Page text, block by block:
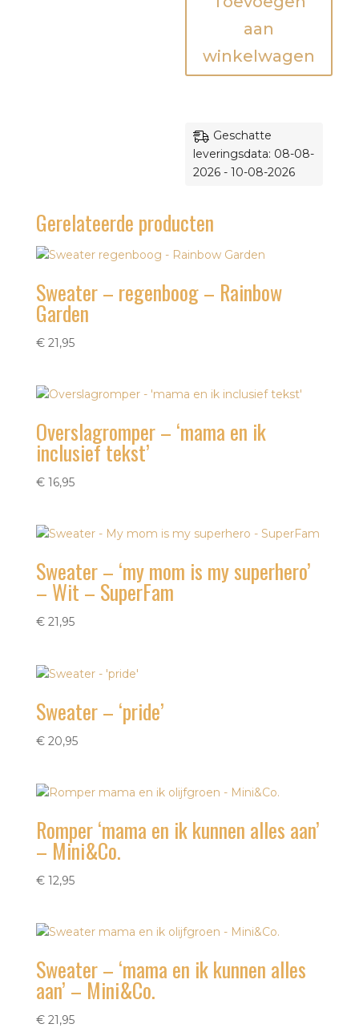
aan'
-
Mini&Co.
aantal
aan
winkelwagen
Geschatte
leveringsdata: 08-08-
2026 - 10-08-2026
Gerelateerde producten
Sweater – regenboog – Rainbow
Garden
€21,95
Overslagromper – ‘mama en ik
inclusief tekst’
€16,95
Sweater – ‘my mom is my superhero’
– Wit – SuperFam
€21,95
Sweater – ‘pride’
€20,95
Romper ‘mama en ik kunnen alles aan’
– Mini&Co.
€12,95
Sweater – ‘mama en ik kunnen alles
aan’ – Mini&Co.
€21,95